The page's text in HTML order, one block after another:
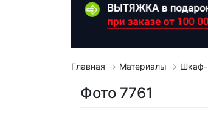
Главная Материалы Шкаф-
Фото 7761